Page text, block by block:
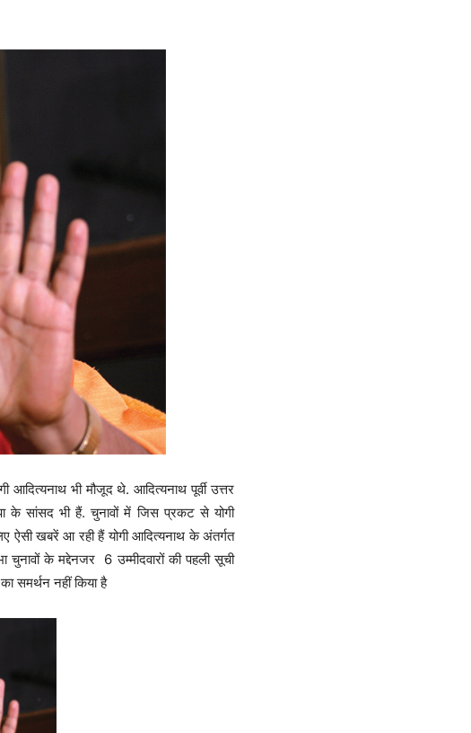
आदित्यनाथ भी मौजूद थे. आदित्यनाथ पूर्वी उत्तर
के सांसद भी हैं. चुनावों में जिस प्रकट से योगी
ऐसी खबरें आ रही हैं योगी आदित्यनाथ के अंतर्गत
के मद्देनजर 6 उम्मीदवारों की पहली सूची
समर्थन नहीं किया है